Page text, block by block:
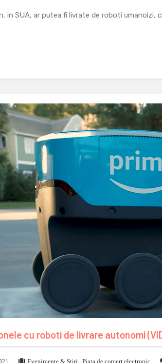
in SUA, ar putea fi livrate de roboti umanoizi,
cu roboti de livrare autonomi
Evenimente & Stiri , Piata de comert electronic